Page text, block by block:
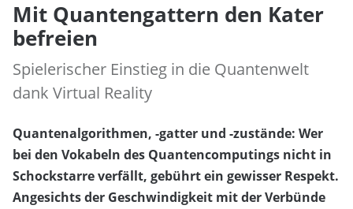
Mit Quantengattern den Kater
befreien
Spielerischer Einstieg in die Quantenwelt
dank Virtual Reality
Quantenalgorithmen, -gatter und -zustände: Wer
bei den Vokabeln des Quantencomputings nicht in
Schockstarre verfällt, gebührt ein gewisser Respekt.
Angesichts der Geschwindigkeit mit der Verbünde